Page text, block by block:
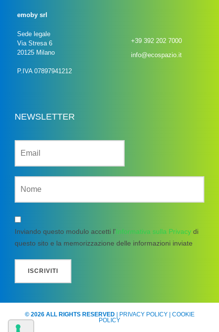
emoby srl
Sede legale
Via Stresa 6
20125 Milano
P.IVA 07897941212
+39 392 202 7000
info@ecospazio.it
NEWSLETTER
Inviando questo modulo accetti l'Informativa sulla Privacy di
questo sito e la memorizzazione delle informazioni inviate
© 2026 ALL RIGHTS RESERVED| PRIVACY POLICY| COOKIE
POLICY